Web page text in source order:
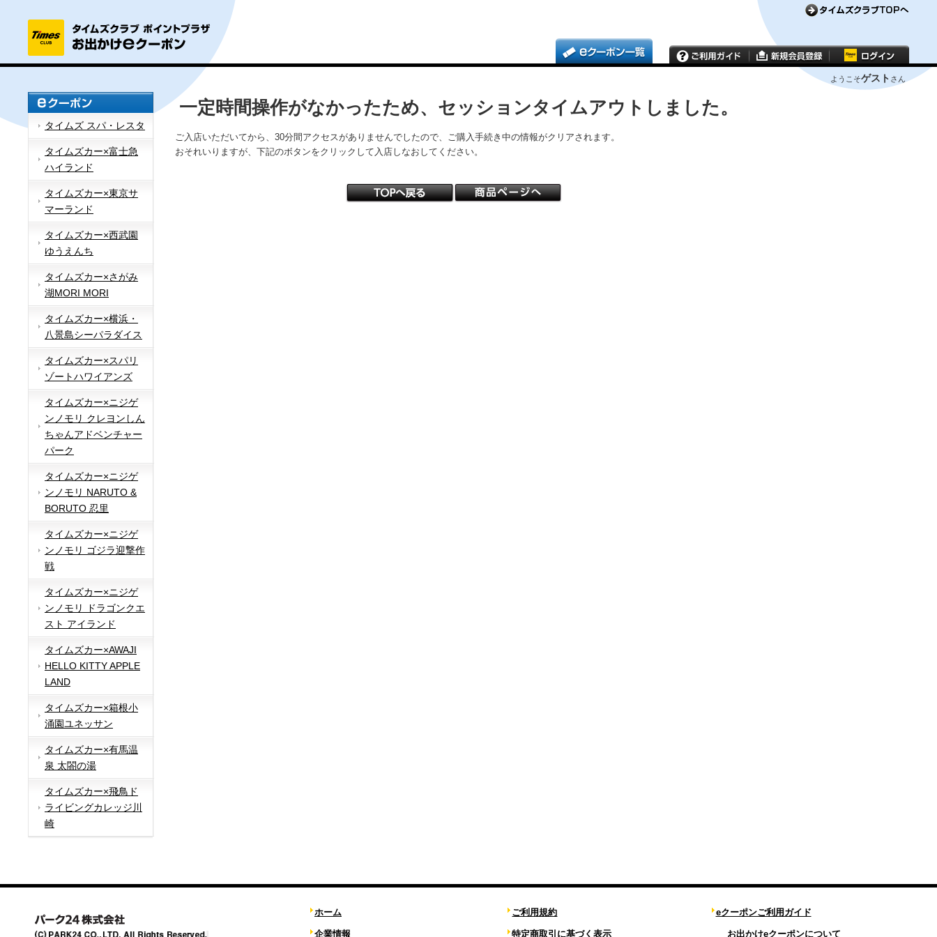
ようこそゲスト さん
タイムズ スパ・レスタ
タイムズカー×富士急
ハイランド
タイムズカー×東京サ
マーランド
タイムズカー×西武園
ゆうえんち
タイムズカー×さがみ
湖MORI MORI
タイムズカー×横浜・
八景島シーパラダイス
タイムズカー×スパリ
ゾートハワイアンズ
タイムズカー×ニジゲ
ンノモリ クレヨンしん
ちゃんアドベンチャー
パーク
タイムズカー×ニジゲ
ンノモリ NARUTO &
BORUTO 忍里
タイムズカー×ニジゲ
ンノモリ ゴジラ迎撃作
戦
タイムズカー×ニジゲ
ンノモリ ドラゴンクエ
スト アイランド
タイムズカー×AWAJI
HELLO KITTY APPLE
LAND
タイムズカー×箱根小
涌園ユネッサン
タイムズカー×有馬温
泉 太閤の湯
タイムズカー×飛鳥ド
ライビングカレッジ川
崎
一定時間操作がなかったため、セッションタイムアウトしました。
ご入店いただいてから、30分間アクセスがありませんでしたので、ご購入手続き中の情報がクリアされます。
おそれいりますが、下記のボタンをクリックして入店しなおしてください。
ホーム
企業情報
ご利用規約
特定商取引に基づく表示
eクーポンご利用ガイド
お出かけeクーポンについて